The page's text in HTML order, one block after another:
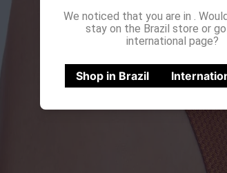
We noticed that you are in
.
stay on the Brazil store or
international page?
Shop in Brazil